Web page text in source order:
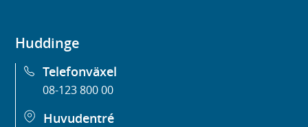
Huddinge
Telefonväxel
08-123 800 00
Huvudentré